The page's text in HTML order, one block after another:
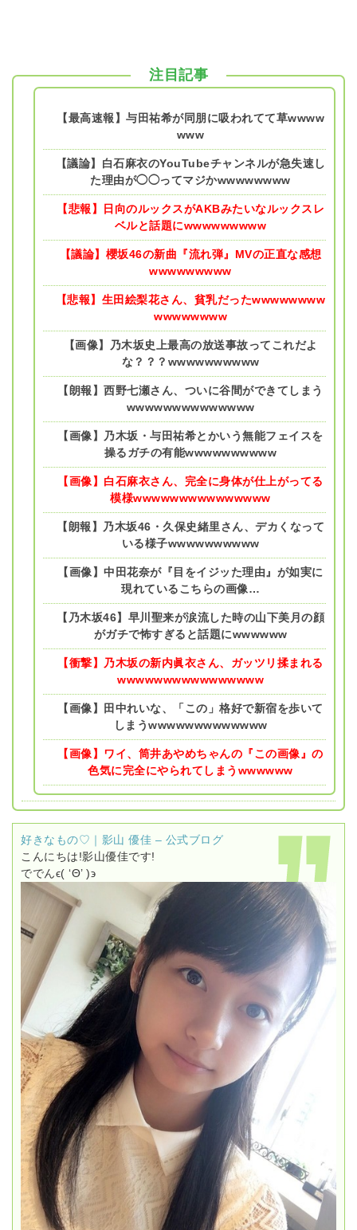
注目記事
【最高速報】与田祐希が同朋に吸われてて草wwww
www
【議論】白石麻衣のYouTubeチャンネルが急失速し
た理由が◯◯ってマジかwwwwwwww
【悲報】日向のルックスがAKBみたいなルックスレ
ベルと話題にwwwwwwwww
【議論】櫻坂46の新曲『流れ弾』MVの正直な感想
wwwwwwwww
【悲報】生田絵梨花さん、貧乳だったwwwwwwww
wwwwwwww
【画像】乃木坂史上最高の放送事故ってこれだよ
な？？？wwwwwwwwww
【朗報】西野七瀬さん、ついに谷間ができてしまう
wwwwwwwwwwwwww
【画像】乃木坂・与田祐希とかいう無能フェイスを
操るガチの有能wwwwwwwwww
【画像】白石麻衣さん、完全に身体が仕上がってる
模様wwwwwwwwwwwwwww
【朗報】乃木坂46・久保史緒里さん、デカくなって
いる様子wwwwwwwwww
【画像】中田花奈が『目をイジッた理由』が如実に
現れているこちらの画像…
【乃木坂46】早川聖来が涙流した時の山下美月の顔
がガチで怖すぎると話題にwwwwww
【衝撃】乃木坂の新内眞衣さん、ガッツリ揉まれる
wwwwwwwwwwwwwwww
【画像】田中れいな、「この」格好で新宿を歩いて
しまうwwwwwwwwwwwww
【画像】ワイ、筒井あやめちゃんの『この画像』の
色気に完全にやられてしまうwwwwww
好きなもの♡｜影山 優佳 – 公式ブログ
こんにちは!影山優佳です!
ででんϵ( ‘Θ’ )϶